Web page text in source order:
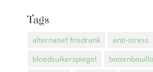
Tags
alternatief frisdrank anti-stress
bloedsuikerspiegel